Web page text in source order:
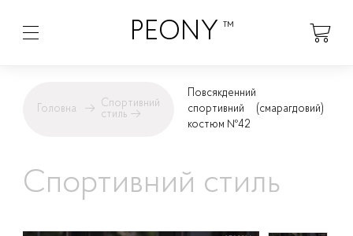
PEONY ™
Головна → Спортивний
стиль →
Повсякденний
спортивний
костюм №42
(смарагдовий)
Спортивний стиль